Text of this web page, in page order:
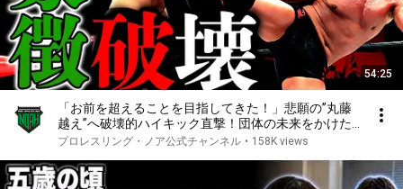
54:25
「お前を超えることを目指してきた！」悲願の”丸藤
越え”へ破壊的ハイキック直撃！団体の未来をかけた
世代間闘争！丸藤正道vs中嶋勝彦！10.20後楽園
プロレスリング・ノア公式チャンネル • 158K views